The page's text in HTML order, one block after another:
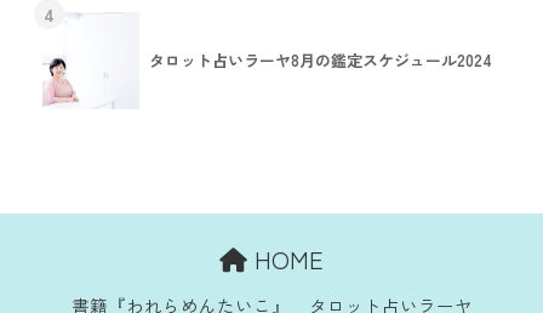
4
タロット占いラーヤ8月の鑑定スケジュール2024
HOME
書籍『われらめんたいこ』 タロット占いラーヤ